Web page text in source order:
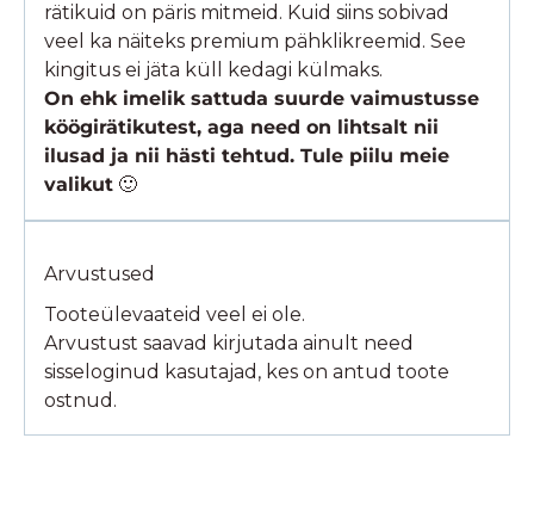
rätikuid on päris mitmeid. Kuid siins sobivad
veel ka näiteks premium pähklikreemid. See
kingitus ei jäta küll kedagi külmaks.
On ehk imelik sattuda suurde vaimustusse
köögirätikutest, aga need on lihtsalt nii
ilusad ja nii hästi tehtud. Tule piilu meie
valikut 🙂
Arvustused
Tooteülevaateid veel ei ole.
Arvustust saavad kirjutada ainult need
sisseloginud kasutajad, kes on antud toote
ostnud.